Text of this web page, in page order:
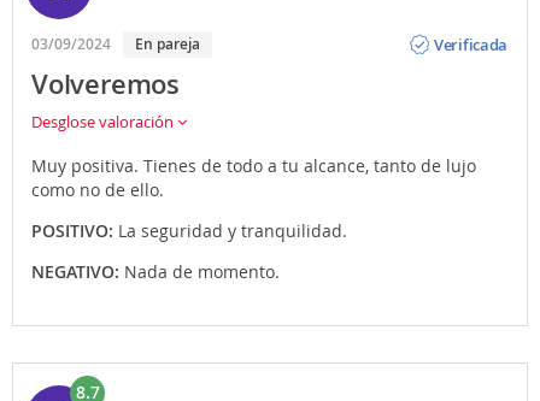
03/09/2024 En pareja
Verificada
Volveremos
Desglose valoración
Muy positiva. Tienes de todo a tu alcance, tanto de lujo
como no de ello.
POSITIVO: La seguridad y tranquilidad.
NEGATIVO: Nada de momento.
8.7